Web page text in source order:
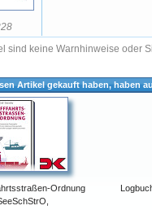
sind keine Warnhinweise oder
Artikel gekauft haben, haben
Ordnung